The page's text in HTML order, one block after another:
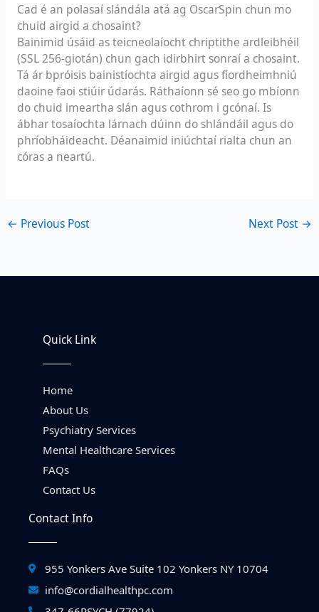
Cad é an polasaí slándála atá ag OscarSpin chun mo
chuid airgid a chosaint?
Bainimid úsáid as teicneolaíocht chriptithe ardleibhéil
(SSL 256-giotán) chun gach idirbhirt sonraí a chosaint.
Tá ár bpróisis bainistíochta airgid agus fíordheimhniú
daoine faoi stiúir údarás. Ráthaíonn sé seo go mbíonn
do chuid imeartha slán agus cothrom i gcónaí. Is
ábhar tosaíochta lárnach dúinn do shlándáil agus do
phríobháideacht. Déanaimid iniúchtaí rialta chun an
córas a neartú.
← Previous Post Next Post →
Quick Link
Home
About Us
Psychiatry Services
Mental Healthcare Services
FAQs
Contact Us
Contact Info
955 Yonkers Ave Suite 102 Yonkers NY 10704
info@cordialhealthpc.com